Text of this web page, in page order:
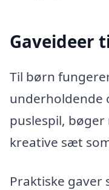
Gaveideer
Til børn
underholdende
puslespil,
kreative sæt
Praktiske gaver